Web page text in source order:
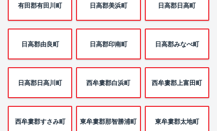
有田郡有田川町 日高郡美浜町 日高郡日高町
日高郡由良町 日高郡印南町 日高郡みなべ町
日高郡日高川町 西牟婁郡白浜町 西牟婁郡上富田町
西牟婁郡すさみ町 東牟婁郡那智勝浦町 東牟婁郡太地町